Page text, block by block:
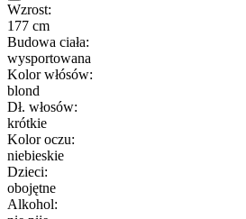
Wzrost:
177 cm
Budowa ciała:
wysportowana
Kolor włósów:
blond
Dł. włosów:
krótkie
Kolor oczu:
niebieskie
Dzieci:
obojętne
Alkohol: